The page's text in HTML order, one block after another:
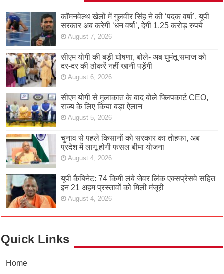
कॉमनवेल्थ खेलों में गुलवीर सिंह ने की ‘पदक वर्षा’, यूपी
सरकार अब करेगी ‘धन वर्षा’, देगी 1.25 करोड़ रुपये
August 7, 2026
सीएम योगी की बड़ी घोषणा, बोले- अब घुमंतू समाज को
दर-दर की ठोकरें नहीं खानी पड़ेंगी
August 6, 2026
सीएम योगी से मुलाकात के बाद बोले फ्लिपकार्ट CEO,
राज्य के लिए किया बड़ा ऐलान
August 5, 2026
चुनाव से पहले किसानों को सरकार का तोहफा, अब
प्रदेश में लागू होगी फसल बीमा योजना
August 4, 2026
यूपी कैबिनेट: 74 किमी लंबे जेवर लिंक एक्सप्रेसवे सहित
इन 21 अहम प्रस्तावों को मिली मंजूरी
August 4, 2026
Quick Links
Home